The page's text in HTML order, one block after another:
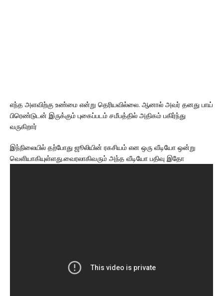
எந்த அளவிற்கு உண்மை என்று தெரியவில்லை. ஆனால் அவர் தனது பாய்
பிரெண்டுடன் இருக்கும் புகைப்படம் சமீபத்தில் அதிகம் பகிர்ந்து
வருகிறார்
இந்நிலையில் தற்போது ஜூலியின் ரகசியம் என ஒரு வீடியோ ஒன்று
வெளியாகியுள்ளது.வைரலாகிவரும் அந்த வீடியோ பதிவு இதோ